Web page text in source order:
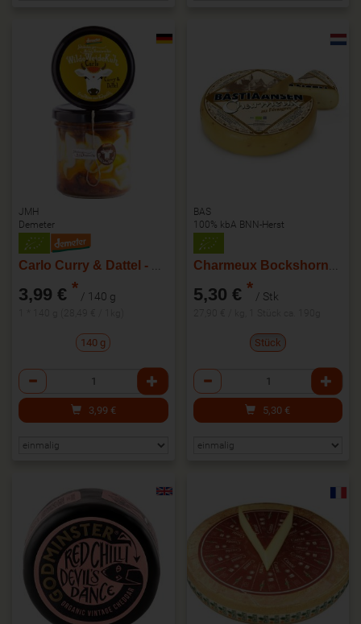
JMH
Demeter
3,99 € * / 140 g
140 g
Anzahl
3,99 €
BAS
100% kbA BNN-Herst
5,30 € * / Stk
Stück
Anzahl
5,30 €